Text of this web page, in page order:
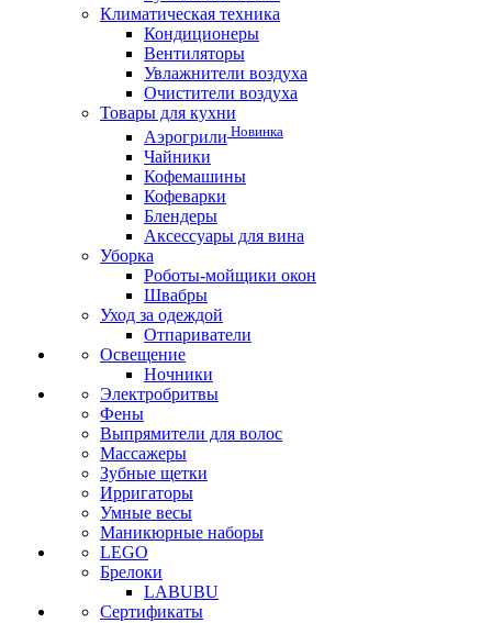
Климатическая техника
Кондиционеры
Вентиляторы
Увлажнители воздуха
Очистители воздуха
Товары для кухни
Аэрогрили Новинка
Чайники
Кофемашины
Кофеварки
Блендеры
Аксессуары для вина
Уборка
Роботы-мойщики окон
Швабры
Уход за одеждой
Отпариватели
Освещение
Ночники
Электробритвы
Фены
Выпрямители для волос
Массажеры
Зубные щетки
Ирригаторы
Умные весы
Маникюрные наборы
LEGO
Брелоки
LABUBU
Сертификаты